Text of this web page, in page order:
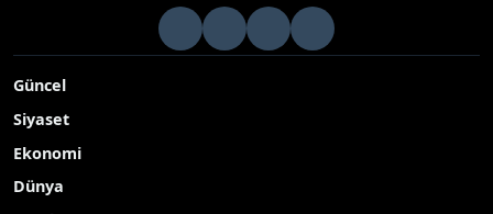
Güncel
Siyaset
Ekonomi
Dünya